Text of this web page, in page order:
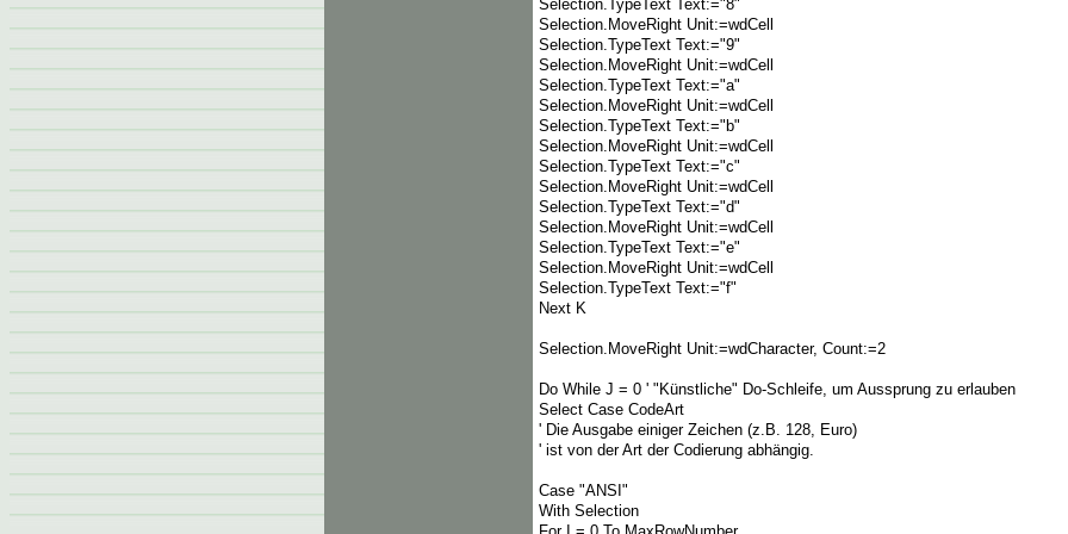
Selection.TypeText Text:="8"
Selection.MoveRight Unit:=wdCell
Selection.TypeText Text:="9"
Selection.MoveRight Unit:=wdCell
Selection.TypeText Text:="a"
Selection.MoveRight Unit:=wdCell
Selection.TypeText Text:="b"
Selection.MoveRight Unit:=wdCell
Selection.TypeText Text:="c"
Selection.MoveRight Unit:=wdCell
Selection.TypeText Text:="d"
Selection.MoveRight Unit:=wdCell
Selection.TypeText Text:="e"
Selection.MoveRight Unit:=wdCell
Selection.TypeText Text:="f"
Next K
Selection.MoveRight Unit:=wdCharacter, Count:=2
Do While J = 0 ' "Künstliche" Do-Schleife, um Aussprung zu erlauben
Select Case CodeArt
' Die Ausgabe einiger Zeichen (z.B. 128, Euro)
' ist von der Art der Codierung abhängig.
Case "ANSI"
With Selection